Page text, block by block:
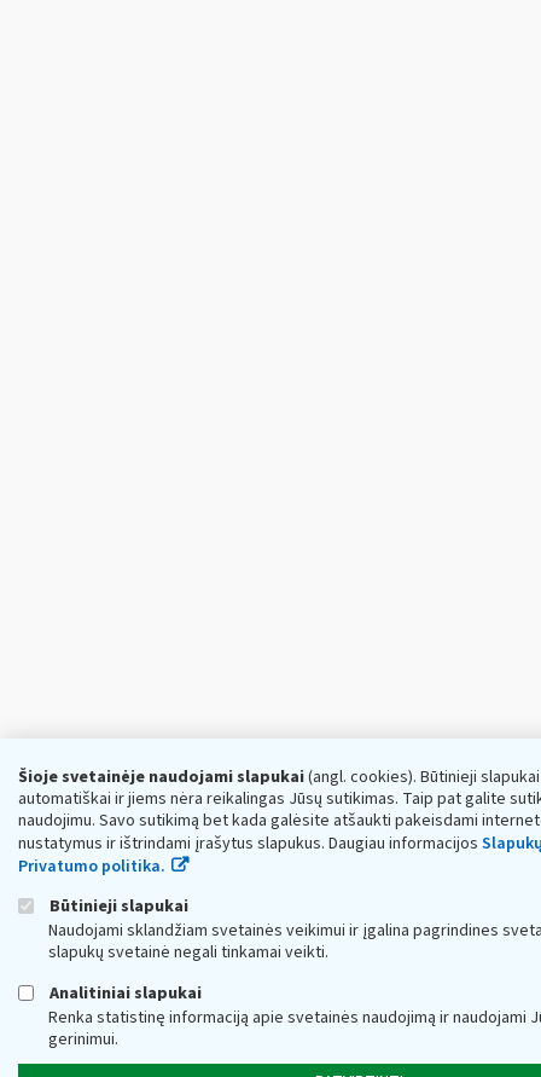
Šioje svetainėje naudojami slapukai(angl. cookies). Būtinieji
automatiškai ir jiems nėra reikalingas Jūsų sutikimas. Taip pat galite
naudojimu. Savo sutikimą bet kada galėsite atšaukti pakeisdami
nustatymus ir ištrindami įrašytus slapukus. Daugiau informacijos
Privatumo politika.
Būtinieji slapukai
Naudojami sklandžiam svetainės veikimui ir įgalina pagrindines
slapukų svetainė negali tinkamai veikti.
Analitiniai slapukai
Renka statistinę informaciją apie svetainės naudojimą ir naudojami
gerinimui.